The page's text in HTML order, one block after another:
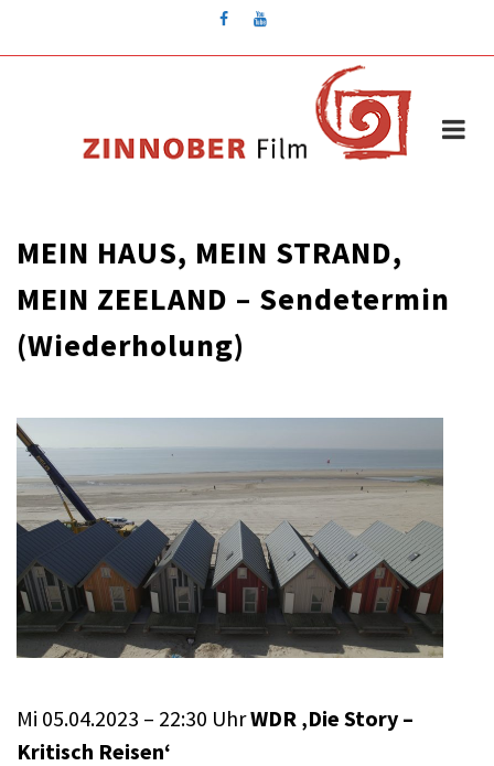
MEIN HAUS, MEIN STRAND,
MEIN ZEELAND – Sendetermin
(Wiederholung)
MEIN
MEIN
STRAND,
MEIN
ZEELAND
–
Sendetermin
(Wiederholung)
Mi 05.04.2023 – 22:30 UhrWDR ‚Die Story –
Kritisch Reisen‘